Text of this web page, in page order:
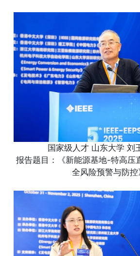
国家级人才 山东大学 刘
报告题目：《新能源基地-特高压
全风险预警与防控